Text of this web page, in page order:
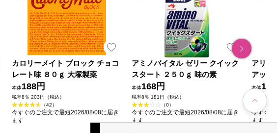
カロリーメイト ブロック チョコ
レート味 ８０ｇ 大塚製薬
本体188円
税率8％ 203円（税込）
（42）
今すぐのご注文で最短2026/08/08に届き
ます
アミノバイタル ゼリー クイック
スタート ２５０ｇ 味の素
本体168円
税率8％ 181円（税込）
（0）
今すぐのご注文で最短2026/08/08に届き
ます
アリナ
アップ
ミン製
本体
税率10％
今すぐの
ます